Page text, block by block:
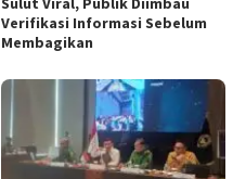
Verifikasi Informasi Sebelum
Membagikan